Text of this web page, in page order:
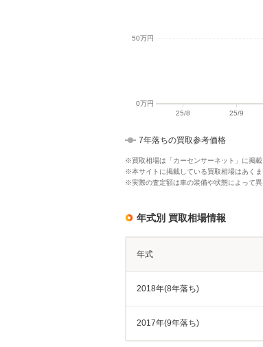
7年落ちの買取参考価格
※買取相場は「カーセンサーネット」に掲
※本サイトに掲載している買取相場はあく
※実際の査定額は車の装備や状態によって異
年式別 買取相場情報
年式
2018年(8年落ち)
2017年(9年落ち)